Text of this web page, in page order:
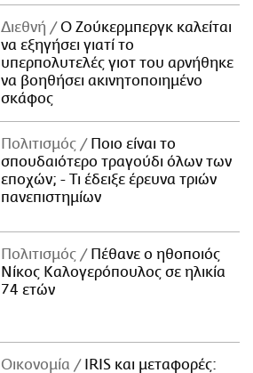
Διεθνή
Ο Ζούκερμπεργκ καλείται
να εξηγήσει γιατί το
υπερπολυτελές γιοτ του αρνήθηκε
να βοηθήσει ακινητοποιημένο
σκάφος
Πολιτισμός
Ποιο είναι το
σπουδαιότερο τραγούδι όλων των
εποχών; - Τι έδειξε έρευνα τριών
πανεπιστημίων
Πολιτισμός
Πέθανε ο ηθοποιός
Νίκος Καλογερόπουλος σε ηλικία
74 ετών
Οικονομία
IRIS και μεταφορές: